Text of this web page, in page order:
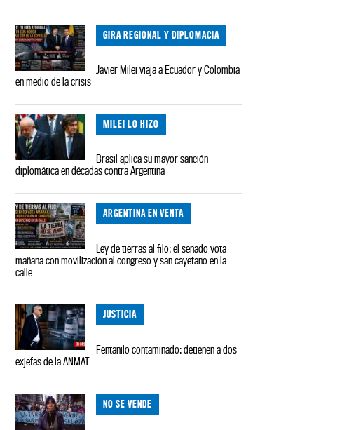
GIRA REGIONAL Y DIPLOMACIA
Javier Milei viaja a Ecuador y Colombia
en medio de la crisis
MILEI LO HIZO
Brasil aplica su mayor sanción
diplomática en décadas contra Argentina
ARGENTINA EN VENTA
Ley de tierras al filo: el senado vota
mañana con movilización al congreso y san cayetano en la
calle
JUSTICIA
Fentanilo contaminado: detienen a dos
exjefas de la ANMAT
NO SE VENDE